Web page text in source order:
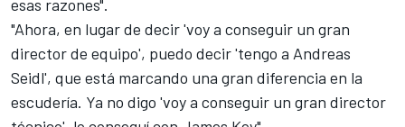
esas razones".
"Ahora, en lugar de decir 'voy a conseguir un gran
director de equipo', puedo decir 'tengo a Andreas
Seidl', que está marcando una gran diferencia en la
escudería. Ya no digo 'voy a conseguir un gran director